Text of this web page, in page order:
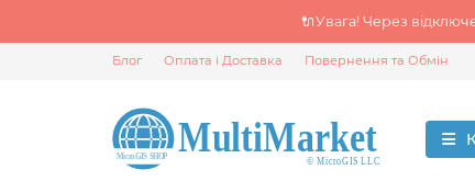
🔌Увага! Через
Блог Оплата і Доставка Повернення та Обмін